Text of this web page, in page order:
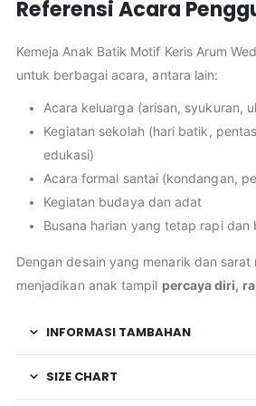
Referensi Acara
Kemeja Anak Batik Motif Keris Arum
untuk berbagai acara, antara lain:
Acara keluarga (arisan, syukuran,
Kegiatan sekolah (hari batik,
edukasi)
Acara formal santai (kondangan,
Kegiatan budaya dan adat
Busana harian yang tetap rapi dan
Dengan desain yang menarik dan sarat
menjadikan anak tampil percaya diri,
INFORMASI TAMBAHAN
SIZE CHART